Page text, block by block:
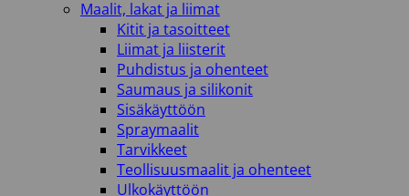
Maalit, lakat ja liimat
Kitit ja tasoitteet
Liimat ja liisterit
Puhdistus ja ohenteet
Saumaus ja silikonit
Sisäkäyttöön
Spraymaalit
Tarvikkeet
Teollisuusmaalit ja ohenteet
Ulkokäyttöön